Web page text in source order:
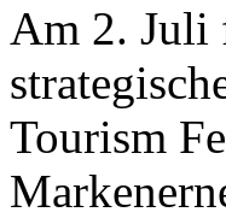
Am 2. Juli
Tourism